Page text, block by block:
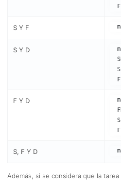
S Y F
S Y D
F Y D
S, F Y D
Además, si se considera que la